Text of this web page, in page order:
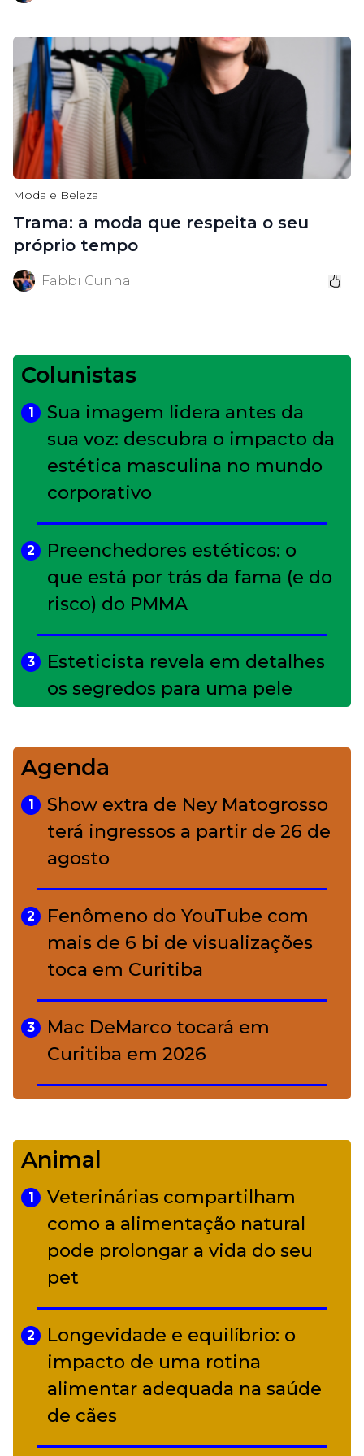
Moda e Beleza
Trama: a moda que respeita o seu
próprio tempo
Fabbi Cunha
Colunistas
1
Sua imagem lidera antes da
sua voz: descubra o impacto da
estética masculina no mundo
corporativo
2
Preenchedores estéticos: o
que está por trás da fama (e do
risco) do PMMA
3
Esteticista revela em detalhes
os segredos para uma pele
4
Bolsas de palha e ráfia: o
charme rústico que
conquistou o luxo
A ciência por trás da skincare: a
função de cada ativo
Agenda
1
Show extra de Ney Matogrosso
terá ingressos a partir de 26 de
agosto
2
Fenômeno do YouTube com
mais de 6 bi de visualizações
toca em Curitiba
3
Mac DeMarco tocará em
Curitiba em 2026
Camerata tem repertório
diverso a partir de R$ 17
Adriana Calcanhotto retoma
alter ego infantil para show em
Curitiba
Animal
1
Veterinárias compartilham
como a alimentação natural
pode prolongar a vida do seu
pet
2
Longevidade e equilíbrio: o
impacto de uma rotina
alimentar adequada na saúde
de cães